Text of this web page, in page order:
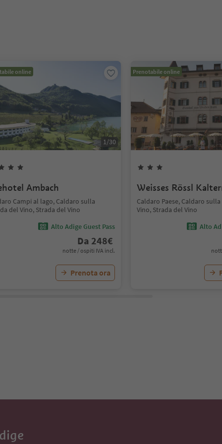
online
1/30
Ambach
Campi al lago, Caldaro sulla
del Vino, Strada del Vino
Alto Adige Guest Pass
Da 248€
notte / ospiti IVA incl.
Prenota ora
Prenotabile online
Weisses Rössl
Caldaro Paese, Caldaro
Vino, Strada del Vino
Alto